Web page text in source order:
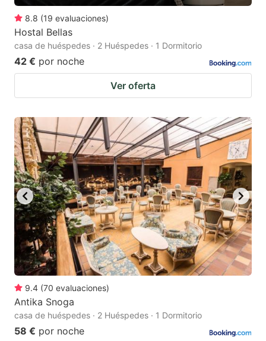
8.8 (19 evaluaciones)
Hostal Bellas
casa de huéspedes · 2 Huéspedes · 1 Dormitorio
42 € por noche
Ver oferta
9.4 (70 evaluaciones)
Antika Snoga
casa de huéspedes · 2 Huéspedes · 1 Dormitorio
58 € por noche